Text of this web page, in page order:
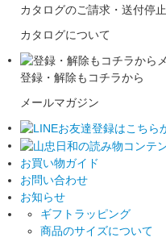
カタログのご請求・送付停止
カタログについて
登録・解除もコチラから
メールマガジン
お買い物ガイド
お問い合わせ
お知らせ
ギフトラッピング
商品のサイズについて